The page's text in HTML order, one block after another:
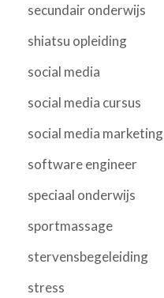
secundair onderwijs
shiatsu opleiding
social media
social media cursus
social media marketing
software engineer
speciaal onderwijs
sportmassage
stervensbegeleiding
stress